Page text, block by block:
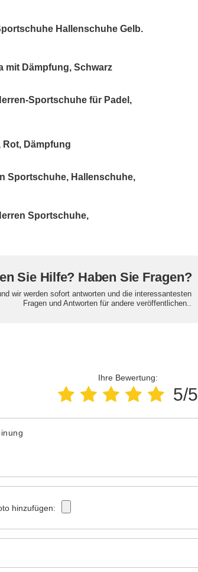
Hallenschuhe Gelb.
mit Dämpfung, Schwarz
Sportschuhe für Padel,
Dämpfung
Sportschuhe, Hallenschuhe,
Sportschuhe,
Sie Hilfe? Haben Sie Fragen?
wir werden sofort antworten und die interessantesten
Fragen und Antworten für andere veröffentlichen..
Ihre Bewertung:
5/5
hinzufügen: